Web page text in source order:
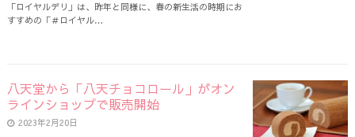
「ロイヤルデリ」は、昨年と同様に、春の新生活の時期にお
すすめの「＃ロイヤル…
八天堂から「八天チョコロール」がオン
ラインショップで販売開始
2023年2月20日